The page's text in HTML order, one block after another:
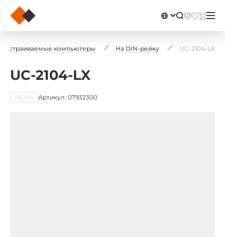
Встраиваемые компьютеры На DIN-рейку UC-2104-LX
UC-2104-LX
MOXA Артикул: 07932300